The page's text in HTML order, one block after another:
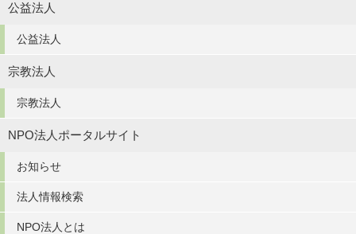
公益法人
公益法人
宗教法人
宗教法人
NPO法人ポータルサイト
お知らせ
法人情報検索
NPO法人とは